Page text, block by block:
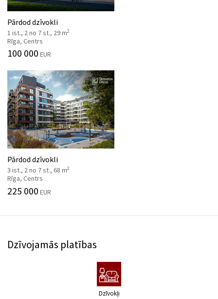
Pārdod dzīvokli
1 ist., 2 no 7 st., 29 m2
Rīga, Centrs
100 000 EUR
Pārdod dzīvokli
3 ist., 2 no 7 st., 68 m2
Rīga, Centrs
225 000 EUR
Dzīvojamās platības
Dzīvokļi